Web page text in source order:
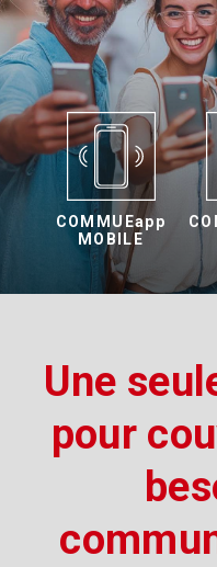
COMMUEapp
MOBILE
Une
pour